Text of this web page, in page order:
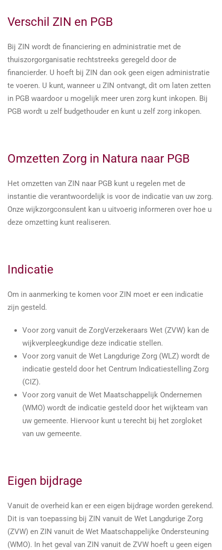
Verschil ZIN en PGB
Bij ZIN wordt de financiering en administratie met de
thuiszorgorganisatie rechtstreeks geregeld door de
financierder. U hoeft bij ZIN dan ook geen eigen administratie
te voeren. U kunt, wanneer u ZIN ontvangt, dit om laten zetten
in PGB waardoor u mogelijk meer uren zorg kunt inkopen. Bij
PGB wordt u zelf budgethouder en kunt u zelf zorg inkopen.
Omzetten Zorg in Natura naar PGB
Het omzetten van ZIN naar PGB kunt u regelen met de
instantie die verantwoordelijk is voor de indicatie van uw zorg.
Onze wijkzorgconsulent kan u uitvoerig informeren over hoe u
deze omzetting kunt realiseren.
Indicatie
Om in aanmerking te komen voor ZIN moet er een indicatie
zijn gesteld.
Voor zorg vanuit de ZorgVerzekeraars Wet (ZVW) kan de
wijkverpleegkundige deze indicatie stellen.
Voor zorg vanuit de Wet Langdurige Zorg (WLZ) wordt de
indicatie gesteld door het Centrum Indicatiestelling Zorg
(CIZ).
Voor zorg vanuit de Wet Maatschappelijk Ondernemen
(WMO) wordt de indicatie gesteld door het wijkteam van
uw gemeente. Hiervoor kunt u terecht bij het zorgloket
van uw gemeente.
Eigen bijdrage
Vanuit de overheid kan er een eigen bijdrage worden gerekend.
Dit is van toepassing bij ZIN vanuit de Wet Langdurige Zorg
(ZVW) en ZIN vanuit de Wet Maatschappelijke Ondersteuning
(WMO). In het geval van ZIN vanuit de ZVW hoeft u geen eigen